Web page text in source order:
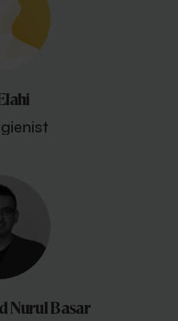
Nurul Basar